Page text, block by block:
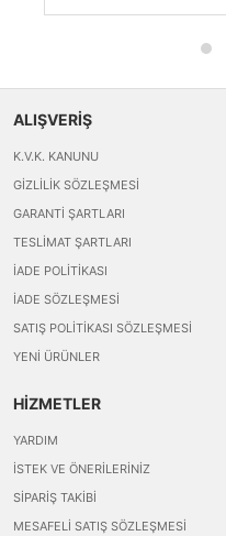
ALIŞVERİŞ
K.V.K. KANUNU
GIZLILIK SÖZLEŞMESI
GARANTI ŞARTLARI
TESLIMAT ŞARTLARI
İADE POLITIKASI
İADE SÖZLEŞMESI
SATIŞ POLITIKASI SÖZLEŞMESI
YENI ÜRÜNLER
HİZMETLER
YARDIM
İSTEK VE ÖNERILERINIZ
SIPARIŞ TAKIBI
MESAFELI SATIŞ SÖZLEŞMESI